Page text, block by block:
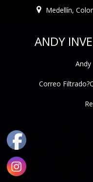
Medellín,
ANDY
Correo Filtrado?